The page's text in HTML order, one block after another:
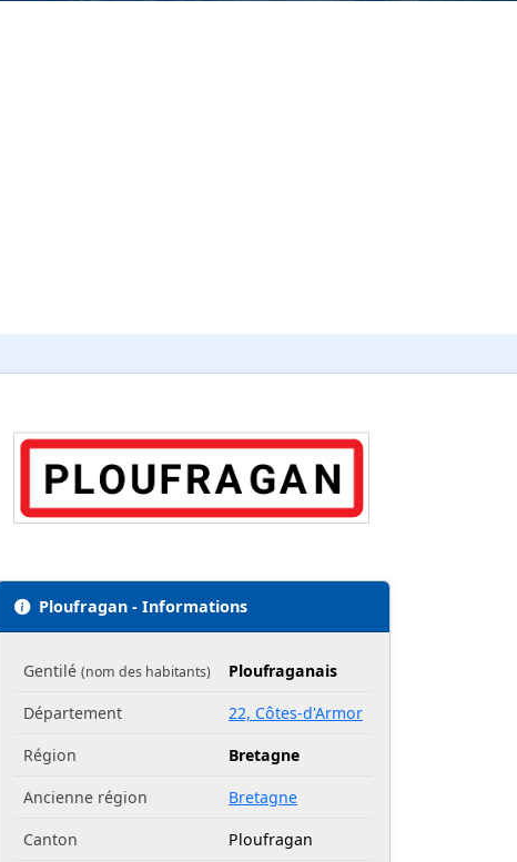
Ploufragan - Informations
Gentilé (nom des habitants)
Ploufraganais
Département
22, Côtes-d'Armor
Région
Bretagne
Ancienne région
Bretagne
Canton
Ploufragan